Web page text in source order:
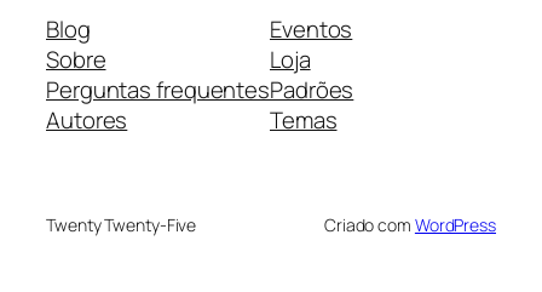
Blog
Sobre
Perguntas frequentes
Autores
Eventos
Loja
Padrões
Temas
Twenty Twenty-Five Criado com WordPress